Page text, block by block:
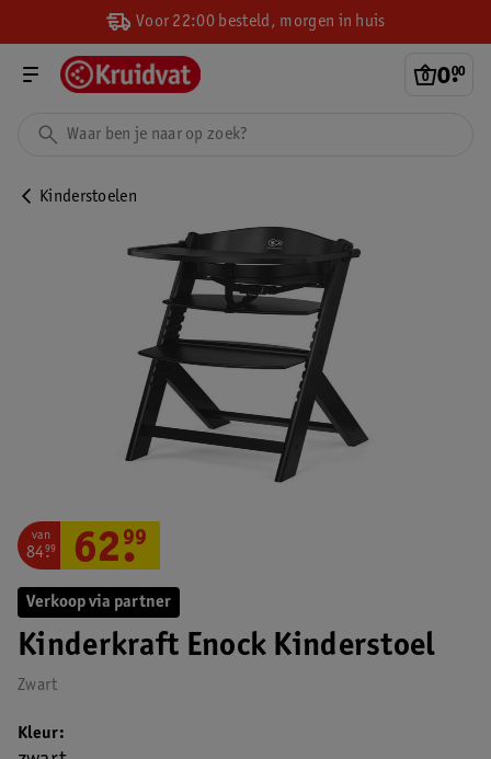
Voor 22:00 besteld, morgen in huis
0.
00
Kinderstoelen
Verkoop via partner
Kinderkraft Enock Kinderstoel
Zwart
van
84.
99 62.
99
Kleur